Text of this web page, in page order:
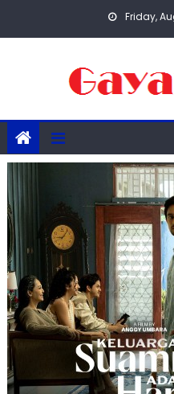
Friday,